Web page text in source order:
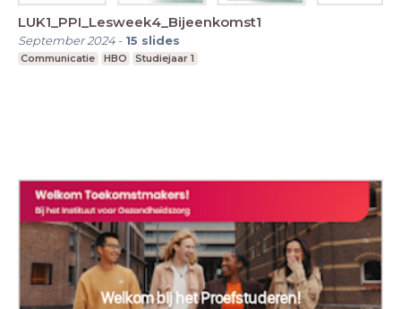
LUK1_PPI_Lesweek4_Bijeenkomst1
September 2024- 15 slides
Communicatie HBO Studiejaar 1